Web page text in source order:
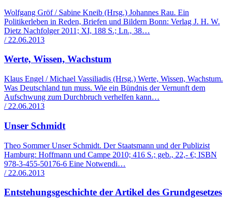
Wolfgang Gröf / Sabine Kneib (Hrsg.) Johannes Rau. Ein
Politikerleben in Reden, Briefen und Bildern Bonn: Verlag J. H. W.
Dietz Nachfolger 2011; XI, 188 S.; Ln., 38…
/ 22.06.2013
Werte, Wissen, Wachstum
Klaus Engel / Michael Vassiliadis (Hrsg.) Werte, Wissen, Wachstum.
Was Deutschland tun muss. Wie ein Bündnis der Vernunft dem
Aufschwung zum Durchbruch verhelfen kann…
/ 22.06.2013
Unser Schmidt
Theo Sommer Unser Schmidt. Der Staatsmann und der Publizist
Hamburg: Hoffmann und Campe 2010; 416 S.; geb., 22,- €; ISBN
978-3-455-50176-6 Eine Notwendi…
/ 22.06.2013
Entstehungsgeschichte der Artikel des Grundgesetzes